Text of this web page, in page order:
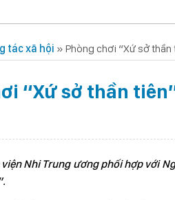
tác xã hội » Phòng chơi “Xứ sở
“Xứ sở thần
viện Nhi Trung ương phối hợp với